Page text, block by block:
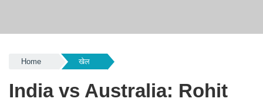
Home खेल
India vs Australia: Rohit